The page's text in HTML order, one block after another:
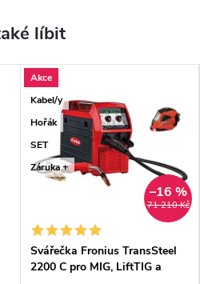
Akce
Kabel/y
Hořák
SET
Záruka +
71 210 Kč
–16 %
Svářečka Fronius TransSteel
2200 C pro MIG, LiftTIG a